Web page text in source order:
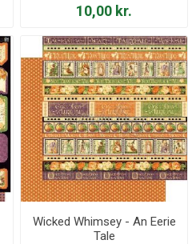
10,00 kr.
Wicked Whimsey - An Eerie
Tale